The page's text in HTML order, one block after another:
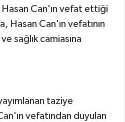
Can'ın vefat ettiği
Hasan Can'ın vefatının
sağlık camiasına
taziye
vefatından duyulan